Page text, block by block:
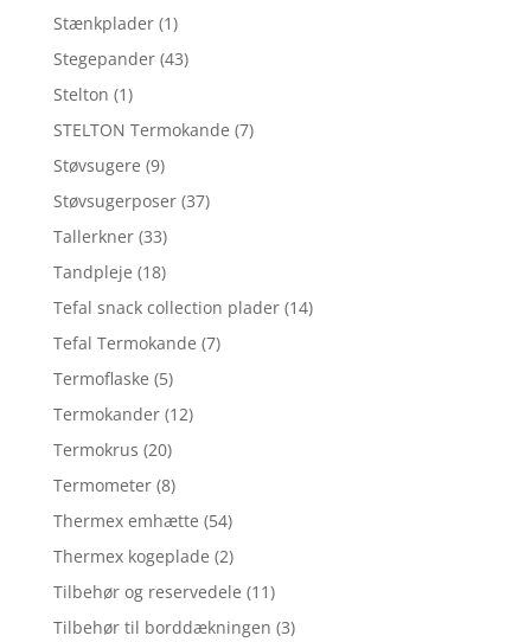
Stænkplader (1)
Stegepander (43)
Stelton (1)
STELTON Termokande (7)
Støvsugere (9)
Støvsugerposer (37)
Tallerkner (33)
Tandpleje (18)
Tefal snack collection plader (14)
Tefal Termokande (7)
Termoflaske (5)
Termokander (12)
Termokrus (20)
Termometer (8)
Thermex emhætte (54)
Thermex kogeplade (2)
Tilbehør og reservedele (11)
Tilbehør til borddækningen (3)